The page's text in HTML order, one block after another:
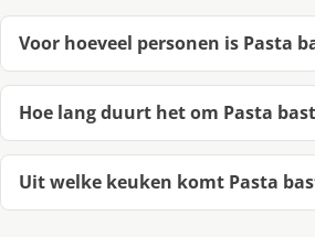
Voor hoeveel personen is Pasta
Hoe lang duurt het om Pasta
Uit welke keuken komt Pasta